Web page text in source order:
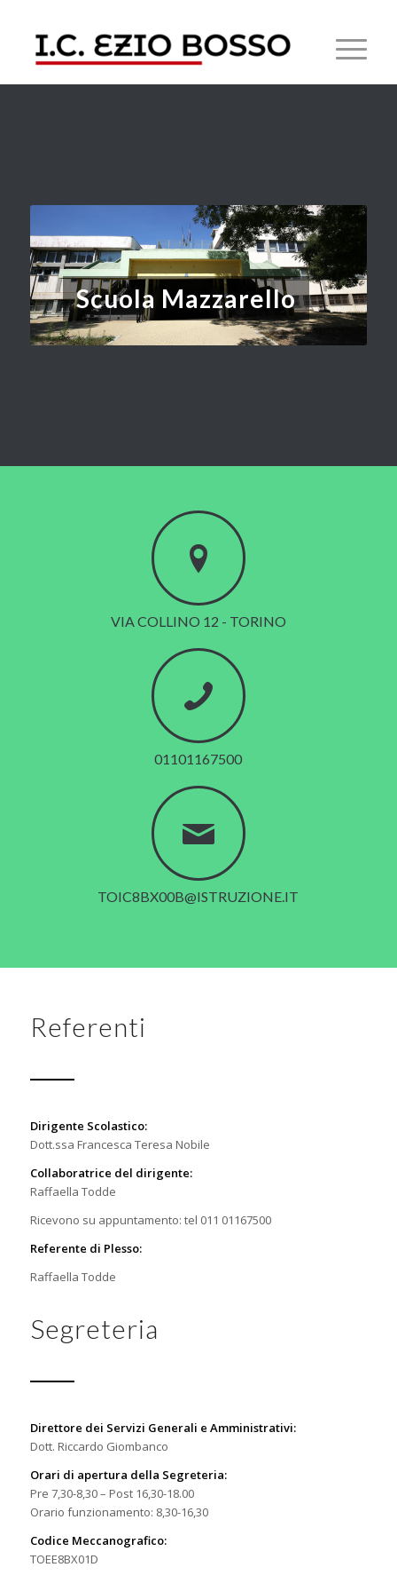
Scuola Mazzarello
VIA COLLINO 12 - TORINO
01101167500
TOIC8BX00B@ISTRUZIONE.IT
Referenti
Dirigente Scolastico:
Dott.ssa Francesca Teresa Nobile
Collaboratrice del dirigente:
Raffaella Todde
Ricevono su appuntamento: tel 011 01167500
Referente di Plesso:
Raffaella Todde
Segreteria
Direttore dei Servizi Generali e Amministrativi:
Dott. Riccardo Giombanco
Orari di apertura della Segreteria:
Pre 7,30-8,30 – Post 16,30-18.00
Orario funzionamento: 8,30-16,30
Codice Meccanografico:
TOEE8BX01D